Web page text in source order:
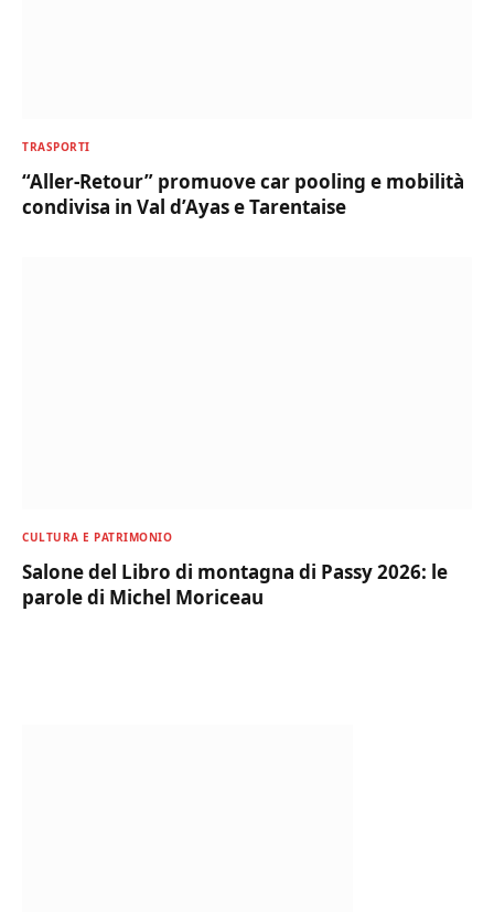
TRASPORTI
“Aller-Retour” promuove car pooling e mobilità
condivisa in Val d’Ayas e Tarentaise
CULTURA E PATRIMONIO
Salone del Libro di montagna di Passy 2026: le
parole di Michel Moriceau